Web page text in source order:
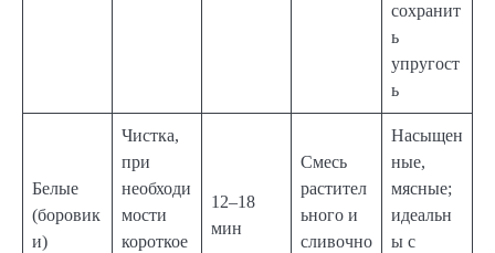
сохранит
ь
упругост
ь
Белые
(боровик
и)
Чистка,
при
необходи
мости
короткое
12–18
мин
Смесь
растител
ьного и
сливочно
Насыщен
ные,
мясные;
идеальн
ы с